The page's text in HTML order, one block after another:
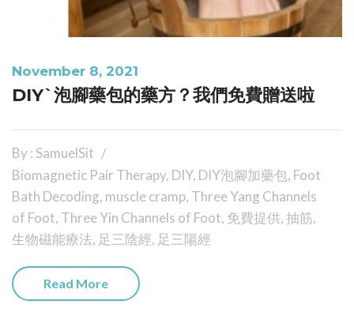
November 8, 2021
DIY`泡腳藥包的藥方？我們免費贈送啦
By : SamuelSit
Biomagnetic Pair Therapy, DIY, DIY泡腳加藥包, Foot
Bath Decoding, muscle cramp, Three Yang Channels
of Foot, Three Yin Channels of Foot, 免費提供,抽筋,
生物磁能療法, 足三陰經, 足三陽經
Read More